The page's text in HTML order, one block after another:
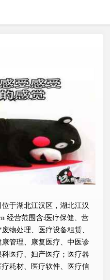
于湖北江汉区，湖北江汉
经营范围含:医疗保健、营
物处理、医疗设备租赁、
管理、康复医疗、中医诊
医疗、妇产医疗；医疗器
耗材、医疗软件、医疗信